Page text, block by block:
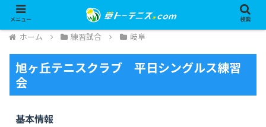
ホーム 練習試合 岐阜
旭ヶ丘テニスクラブ 平日シングルス練習
会
基本情報
メニュー 検索